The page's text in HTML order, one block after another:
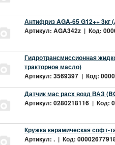
Антифриз AGA-65 G12++ 3кг
Артикул: AGA342z | Код:
Гидротрансмиссионная
тракторное масло)
Артикул: 3569397 | Код:
Датчик мас расх возд ВАЗ
Артикул: 0280218116 | Код:
Кружка керамическая софт-
Артикул: . | Код: